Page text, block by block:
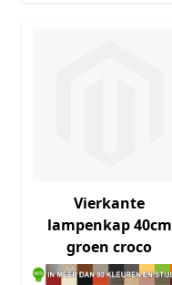
Vierkante
lampenkap 40cm
groen croco